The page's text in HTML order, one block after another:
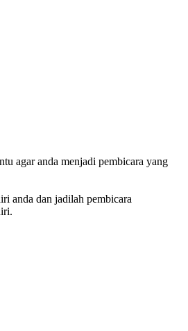
agar anda menjadi pembicara yang
anda dan jadilah pembicara